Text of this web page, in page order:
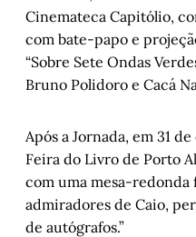
Cinemateca Capitólio,
com bate-papo e
“Sobre Sete Ondas
Bruno Polidoro e Cacá
Após a Jornada, em 31
Feira do Livro de Porto
com uma mesa-redonda
admiradores de Caio,
de autógrafos.”